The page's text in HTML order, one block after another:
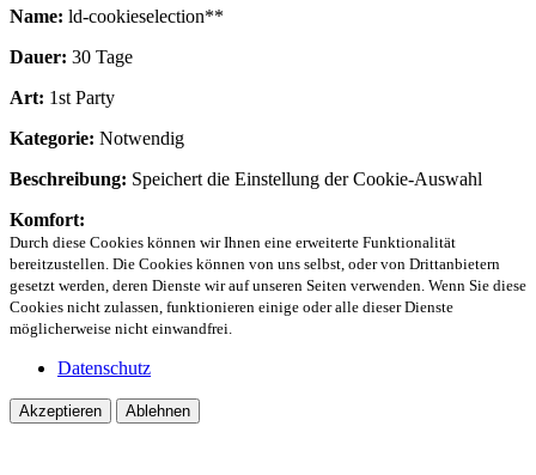
Name: ld-cookieselection**
Dauer: 30 Tage
Art: 1st Party
Kategorie: Notwendig
Beschreibung: Speichert die Einstellung der Cookie-Auswahl
Komfort:
Durch diese Cookies können wir Ihnen eine erweiterte Funktionalität
bereitzustellen. Die Cookies können von uns selbst, oder von Drittanbietern
gesetzt werden, deren Dienste wir auf unseren Seiten verwenden. Wenn Sie diese
Cookies nicht zulassen, funktionieren einige oder alle dieser Dienste
möglicherweise nicht einwandfrei.
Datenschutz
Akzeptieren Ablehnen